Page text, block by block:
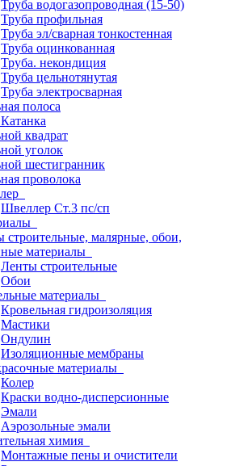
Труба водогазопроводная (15-50)
Труба профильная
Труба эл/сварная тонкостенная
Труба оцинкованная
Труба. некондиция
Труба цельнотянутая
Труба электросварная
полоса
квадрат
уголок
шестигранник
проволока
Швеллер Ст.3 пс/сп
строительные, малярные, обои,
материалы
Ленты строительные
Обои
материалы
Кровельная гидроизоляция
Мастики
Ондулин
Изоляционные мембраны
материалы
Колер
Краски водно-дисперсионные
Эмали
Аэрозольные эмали
химия
Монтажные пены и очистители